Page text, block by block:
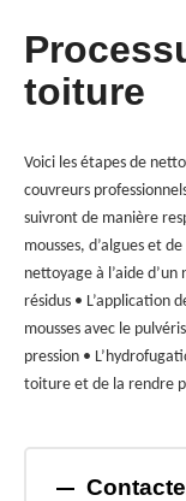
toiture
Voici les étapes de
couvreurs
suivront de manière
mousses, d’algues et
nettoyage à l’aide
résidus • L’application
mousses avec le
pression •
toiture et de la rendre